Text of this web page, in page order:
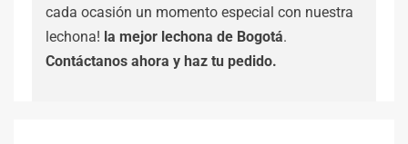
cada ocasión un momento especial con nuestra
lechona! la mejor lechona de Bogotá.
Contáctanos ahora y haz tu pedido.